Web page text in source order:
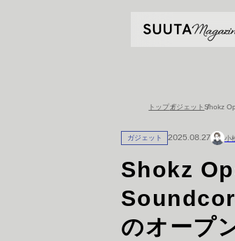
トップガジェットShokz
ガジェット 2025.08.27 小
Shokz
のオープ